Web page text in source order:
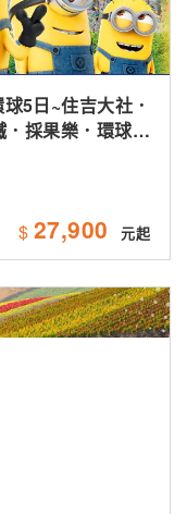
5日~住吉大社．
採果樂．環球影
$ 27,900